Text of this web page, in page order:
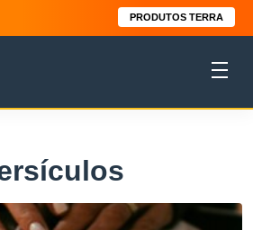
PRODUTOS TERRA